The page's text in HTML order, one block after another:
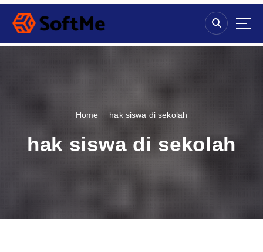
S
p
Home hak siswa di sekolah
hak siswa di sekolah